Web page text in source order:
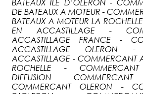
BATEAUX ILE D’OLERON -
DE BATEAUX A MOTEUR -
BATEAUX A MOTEUR LA
EN ACCASTILLAGE -
ACCASTILLAGE FRANCE -
ACCASTILLAGE OLERON -
ACCASTILLAGE - COMMERCANT
ROCHELLE - COMMERCANT
DIFFUSION -
COMMERCANT OLERON -